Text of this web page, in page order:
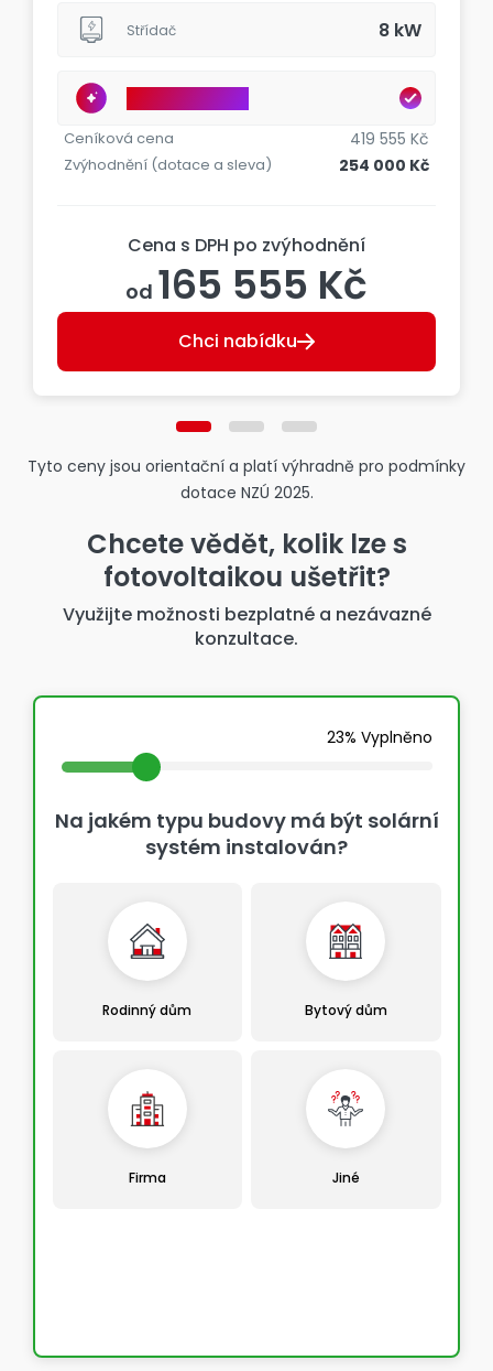
Střídač 8 kW
Ceníková cena 419 555 Kč
Zvýhodnění (dotace a sleva) 254 000 Kč
Cena s DPH po zvýhodnění
od 165 555 Kč
Chci nabídku
Tyto ceny jsou orientační a platí výhradně pro podmínky
dotace NZÚ 2025.
Chcete vědět, kolik lze s
fotovoltaikou ušetřit?
Využijte možnosti bezplatné a nezávazné
konzultace.
23% Vyplněno
Na jakém typu budovy má být solární
systém instalován?
Rodinný dům Bytový dům
Firma Jiné